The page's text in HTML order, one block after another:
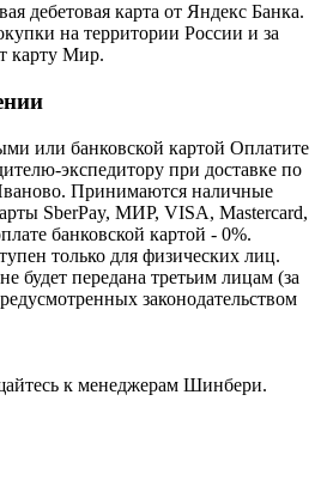
дебетовая карта от Яндекс Банка.
на территории России и за
карту Мир.
или банковской картой Оплатите
экспедитору при доставке по
Принимаются наличные
SberPay, МИР, VISA, Mastercard,
банковской картой - 0%.
только для физических лиц.
будет передана третьим лицам (за
законодательством
к менеджерам Шинбери.